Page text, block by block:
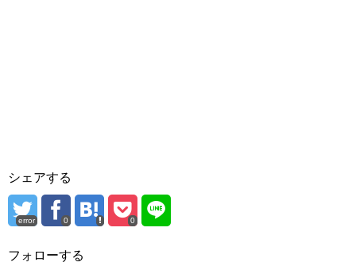
シェアする
error 0 0
フォローする